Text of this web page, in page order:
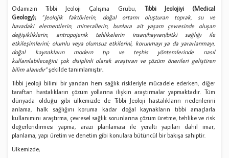
Odamızın Tıbbi Jeoloji Çalışma Grubu, Tıbbi Jeolojiyi (Medical
Geology); “Jeolojik faktörlerin, doğal ortamı oluşturan toprak, su ve
havadaki elementlerin, minerallerin, bunlara ait yaşam çevresinde oluşan
değişikliklerin, antropojenik tehlikelerin insan/hayvan/bitki sağlığı ile
etkileşimlerini; olumlu veya olumsuz etkilerini, korunmayı ya da yararlanmayı,
doğal kaynakların modern tıp ve teşhis yöntemlerinde nasıl
kullanılabileceğini çok disiplinli olarak araştıran ve çözüm önerileri geliştiren
bilim alanıdır”şekilde tanımlamıştır.
Tıbbi jeoloji bilimi bir yandan hem sağlık riskleriyle mücadele ederken, diğer
taraftan hastalıkların çözüm yollarına ilişkin araştırmalar yapmaktadır. Tüm
dünyada olduğu gibi ülkemizde de Tıbbi Jeoloji hastalıkların nedenlerini
anlama, halk sağlığını koruma kadar doğal kaynakların tıbbi amaçlarla
kullanımını araştırma, çevresel sağlık sorunlarına çözüm üretme, tehlike ve risk
değerlendirmesi yapma, arazi planlaması ile yeraltı yapıları dahil imar,
planlama, yapı üretim ve denetim gibi konulara bütüncül bir bakışa sahiptir.
Ülkemizde;